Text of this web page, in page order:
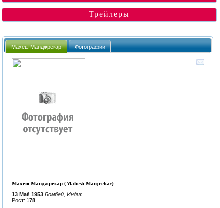
Трейлеры
Махеш Манджрекар Фотографии
Махеш Манджрекар (Mahesh Manjrekar)
13 Май 1953 Бомбей, Индия
Рост: 178